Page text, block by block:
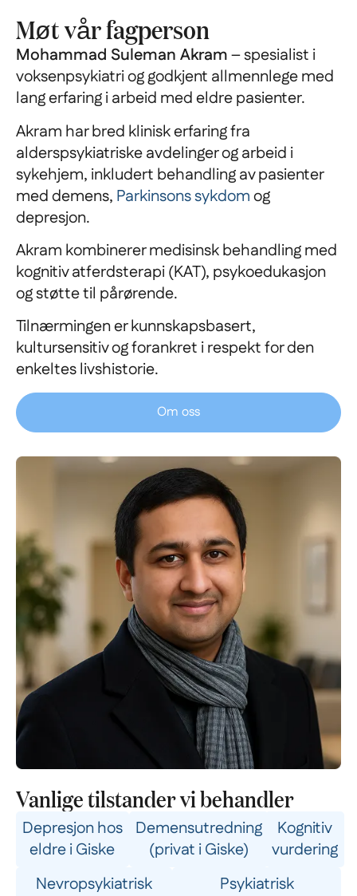
Møt vår fagperson
Mohammad Suleman Akram– spesialist i
voksenpsykiatri og godkjent allmennlege med
lang erfaring i arbeid med eldre pasienter.
Akram har bred klinisk erfaring fra
alderspsykiatriske avdelinger og arbeid i
sykehjem, inkludert behandling av pasienter
med demens, Parkinsons sykdomog
depresjon.
Akram kombinerer medisinsk behandling med
kognitiv atferdsterapi (KAT), psykoedukasjon
og støtte til pårørende.
Tilnærmingen er kunnskapsbasert,
kultursensitiv og forankret i respekt for den
enkeltes livshistorie.
Om oss
Vanlige tilstander vi behandler
Depresjon hos
eldre i Giske
Demensutredning
(privat i Giske)
Kognitiv
vurdering
Nevropsykiatrisk
Psykiatrisk